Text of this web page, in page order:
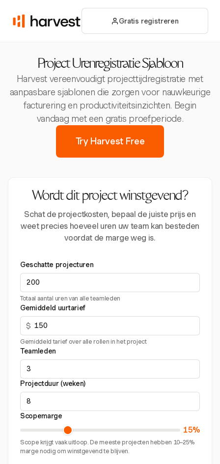
Gratis registreren
Project Urenregistratie Sjabloon
Harvest vereenvoudigt projecttijdregistratie met
aanpasbare sjablonen die zorgen voor nauwkeurige
facturering en productiviteitsinzichten. Begin
vandaag met een gratis proefperiode.
Try Harvest Free
Wordt dit project winstgevend?
Schat de projectkosten, bepaal de juiste prijs en
weet precies hoeveel uren uw team kan besteden
voordat de marge weg is.
Geschatte projecturen
Totaal aantal uren van alle teamleden
Gemiddeld uurtarief
$
Gemiddeld tarief over alle rollen in het project
Teamleden
Projectduur (weken)
Scopemarge
15%
Scope krijgt vaak uitloop. De meeste projecten hebben 10–25%
marge nodig om winstgevend te blijven.